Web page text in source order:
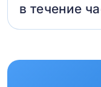
в течение